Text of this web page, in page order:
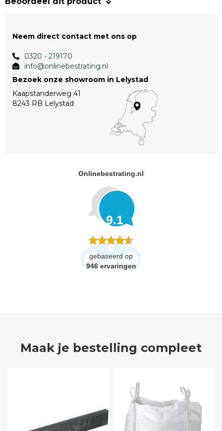
Neem direct contact met ons op
0320 - 219170
info@onlinebestrating.nl
Bezoek onze showroom in Lelystad
Kaapstanderweg 41
8243 RB Lelystad
Onlinebestrating.nl
9.1
gebaseerd op
946 ervaringen
Maak je bestelling compleet